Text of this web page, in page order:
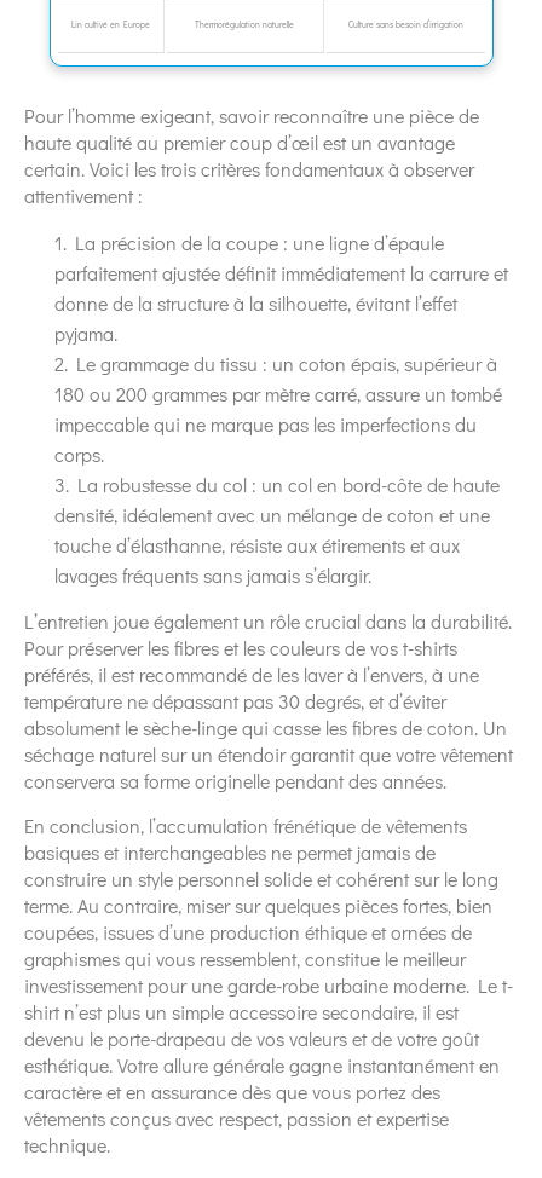
Lin cultivé en Europe Thermorégulation naturelle Culture sans besoin d’irrigation
Pour l’homme exigeant, savoir reconnaître une pièce de
haute qualité au premier coup d’œil est un avantage
certain. Voici les trois critères fondamentaux à observer
attentivement :
1. La précision de la coupe : une ligne d’épaule
parfaitement ajustée définit immédiatement la carrure et
donne de la structure à la silhouette, évitant l’effet
pyjama.
2. Le grammage du tissu : un coton épais, supérieur à
180 ou 200 grammes par mètre carré, assure un tombé
impeccable qui ne marque pas les imperfections du
corps.
3. La robustesse du col : un col en bord-côte de haute
densité, idéalement avec un mélange de coton et une
touche d’élasthanne, résiste aux étirements et aux
lavages fréquents sans jamais s’élargir.
L’entretien joue également un rôle crucial dans la durabilité.
Pour préserver les fibres et les couleurs de vos t-shirts
préférés, il est recommandé de les laver à l’envers, à une
température ne dépassant pas 30 degrés, et d’éviter
absolument le sèche-linge qui casse les fibres de coton. Un
séchage naturel sur un étendoir garantit que votre vêtement
conservera sa forme originelle pendant des années.
En conclusion, l’accumulation frénétique de vêtements
basiques et interchangeables ne permet jamais de
construire un style personnel solide et cohérent sur le long
terme. Au contraire, miser sur quelques pièces fortes, bien
coupées, issues d’une production éthique et ornées de
graphismes qui vous ressemblent, constitue le meilleur
investissement pour une garde-robe urbaine moderne. Le t-
shirt n’est plus un simple accessoire secondaire, il est
devenu le porte-drapeau de vos valeurs et de votre goût
esthétique. Votre allure générale gagne instantanément en
caractère et en assurance dès que vous portez des
vêtements conçus avec respect, passion et expertise
technique.